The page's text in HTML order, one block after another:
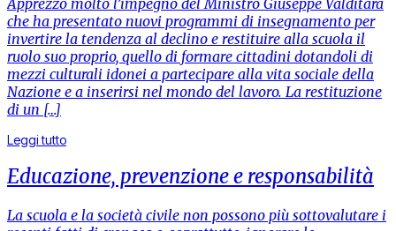
Apprezzo molto l’impegno del Ministro Giuseppe Valditara
che ha presentato nuovi programmi di insegnamento per
invertire la tendenza al declino e restituire alla scuola il
ruolo suo proprio, quello di formare cittadini dotandoli di
mezzi culturali idonei a partecipare alla vita sociale della
Nazione e a inserirsi nel mondo del lavoro. La restituzione
di un […]
Leggi tutto
Educazione, prevenzione e responsabilità
La scuola e la società civile non possono più sottovalutare i